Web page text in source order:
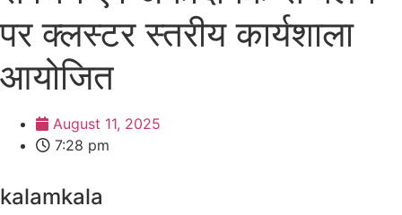
पर क्लस्टर स्तरीय कार्यशाला
आयोजित
August 11, 2025
7:28 pm
kalamkala